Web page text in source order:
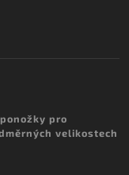
pro
velikostech